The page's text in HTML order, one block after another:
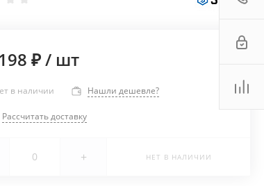
₽/ шт
в наличии Нашли дешевле?
Рассчитать доставку
+ НЕТ В НАЛИЧИИ